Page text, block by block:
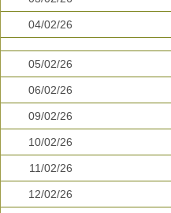
04/02/26
05/02/26
06/02/26
09/02/26
10/02/26
11/02/26
12/02/26